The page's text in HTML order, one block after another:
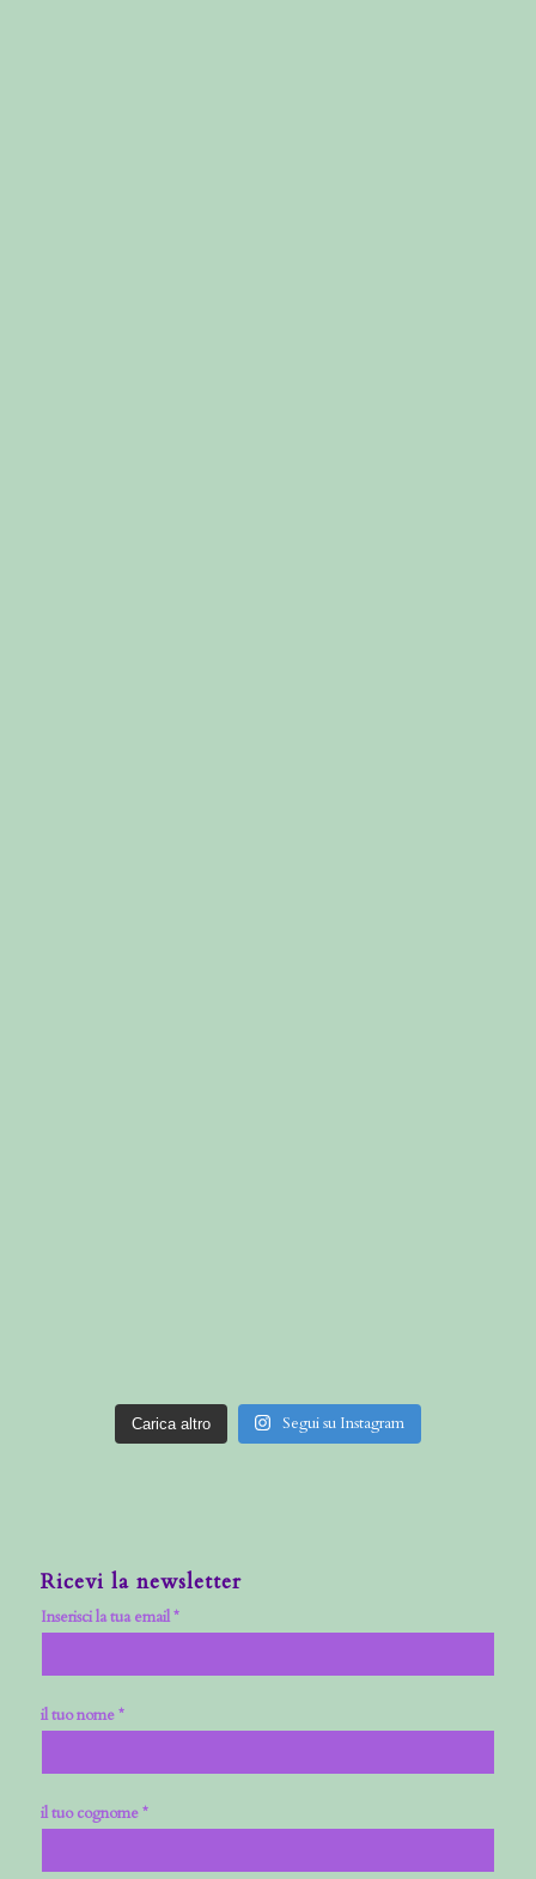
Carica altro Segui su Instagram
Ricevi la newsletter
Inserisci la tua email *
il tuo nome *
il tuo cognome *